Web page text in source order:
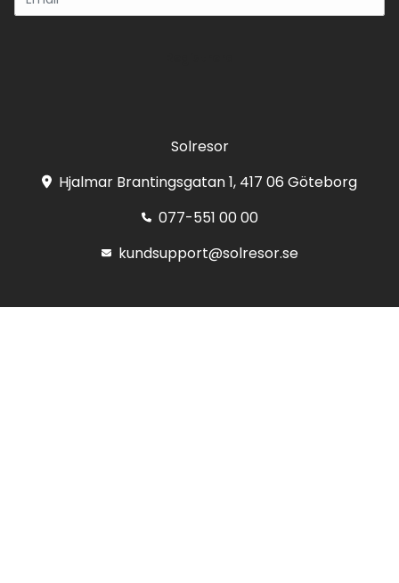
Solresor
Hjalmar Brantingsgatan 1, 417 06 Göteborg
077-551 00 00
kundsupport@solresor.se